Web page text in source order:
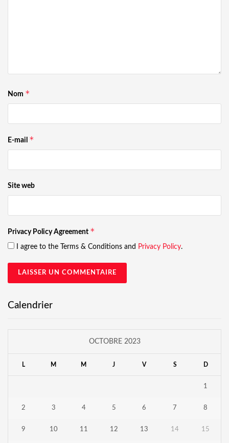
Nom *
E-mail *
Site web
Privacy Policy Agreement *
I agree to the Terms & Conditions and Privacy Policy.
Calendrier
OCTOBRE 2023
L M M J V S D
1
2 3 4 5 6 7 8
9 10 11 12 13 14 15